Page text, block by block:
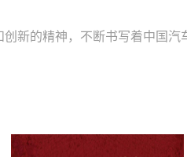
新的精神，不断书写着中国汽